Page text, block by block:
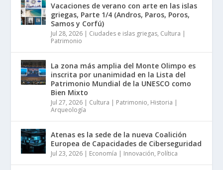
Vacaciones de verano con arte en las islas
griegas, Parte 1/4 (Andros, Paros, Poros,
Samos y Corfú)
Jul 28, 2026 | Ciudades e islas griegas, Cultura |
Patrimonio
La zona más amplia del Monte Olimpo es
inscrita por unanimidad en la Lista del
Patrimonio Mundial de la UNESCO como
Bien Mixto
Jul 27, 2026 | Cultura | Patrimonio, Historia |
Arqueología
Atenas es la sede de la nueva Coalición
Europea de Capacidades de Ciberseguridad
Jul 23, 2026 | Economía | Innovación, Política